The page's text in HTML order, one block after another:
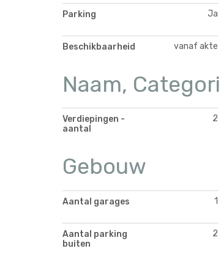
Parking Ja
Beschikbaarheid vanaf akte
Naam,
Verdiepingen -
aantal
2
Gebouw
Aantal garages 1
Aantal parking
buiten
2